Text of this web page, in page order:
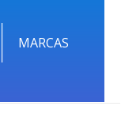
MARCAS